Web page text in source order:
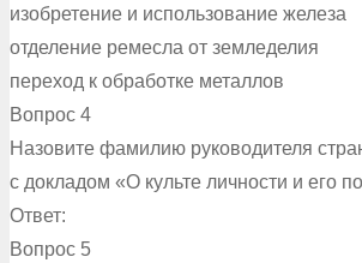
изобретение и использование железа
отделение ремесла от земледелия
переход к обработке металлов
Вопрос 4
Назовите фамилию руководителя
с докладом «О культе личности и его
Ответ:
Вопрос 5